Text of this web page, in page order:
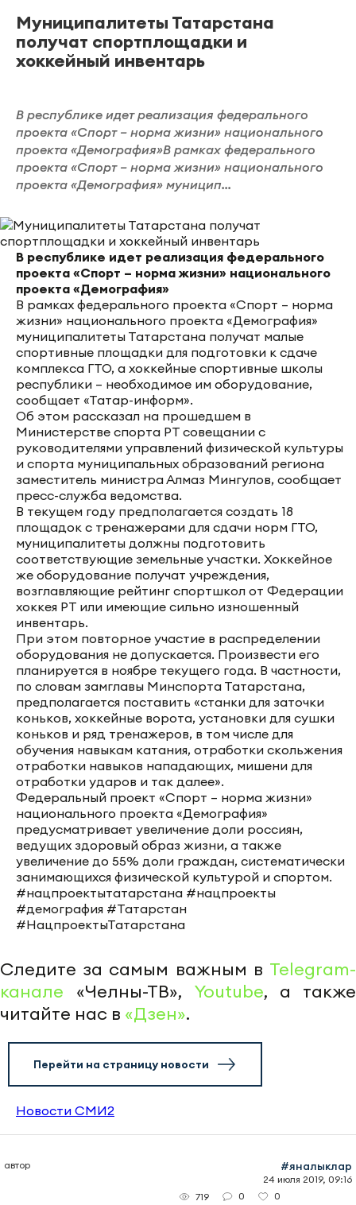
Муниципалитеты Татарстана
получат спортплощадки и
хоккейный инвентарь
В республике идет реализация федерального
проекта «Спорт – норма жизни» национального
проекта «Демография»В рамках федерального
проекта «Спорт – норма жизни» национального
проекта «Демография» муницип...
В республике идет реализация федерального
проекта «Спорт – норма жизни» национального
проекта «Демография»
В рамках федерального проекта «Спорт – норма
жизни» национального проекта «Демография»
муниципалитеты Татарстана получат малые
спортивные площадки для подготовки к сдаче
комплекса ГТО, а хоккейные спортивные школы
республики – необходимое им оборудование,
сообщает «Татар-информ».
Об этом рассказал на прошедшем в
Министерстве спорта РТ совещании с
руководителями управлений физической культуры
и спорта муниципальных образований региона
заместитель министра Алмаз Мингулов, сообщает
пресс-служба ведомства.
В текущем году предполагается создать 18
площадок с тренажерами для сдачи норм ГТО,
муниципалитеты должны подготовить
соответствующие земельные участки. Хоккейное
же оборудование получат учреждения,
возглавляющие рейтинг спортшкол от Федерации
хоккея РТ или имеющие сильно изношенный
инвентарь.
При этом повторное участие в распределении
оборудования не допускается. Произвести его
планируется в ноябре текущего года. В частности,
по словам замглавы Минспорта Татарстана,
предполагается поставить «станки для заточки
коньков, хоккейные ворота, установки для сушки
коньков и ряд тренажеров, в том числе для
обучения навыкам катания, отработки скольжения
отработки навыков нападающих, мишени для
отработки ударов и так далее».
Федеральный проект «Спорт – норма жизни»
национального проекта «Демография»
предусматривает увеличение доли россиян,
ведущих здоровый образ жизни, а также
увеличение до 55% доли граждан, систематически
занимающихся физической культурой и спортом.
#нацпроектытатарстана #нацпроекты
#демография #Татарстан
#НацпроектыТатарстана
Следите за самым важным в Telegram-
канале «Челны-ТВ», Youtube, а также
читайте нас в «Дзен».
Перейти на страницу новости
Новости СМИ2
автор #яналыклар
24 июля 2019, 09:16
719
0 0